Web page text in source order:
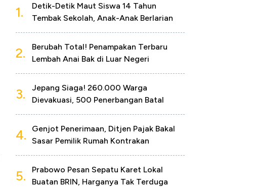
1.
Detik-Detik Maut Siswa 14 Tahun
Tembak Sekolah, Anak-Anak Berlarian
2.
Berubah Total! Penampakan Terbaru
Lembah Anai Bak di Luar Negeri
3.
Jepang Siaga! 260.000 Warga
Dievakuasi, 500 Penerbangan Batal
4.
Genjot Penerimaan, Ditjen Pajak Bakal
Sasar Pemilik Rumah Kontrakan
5.
Prabowo Pesan Sepatu Karet Lokal
Buatan BRIN, Harganya Tak Terduga